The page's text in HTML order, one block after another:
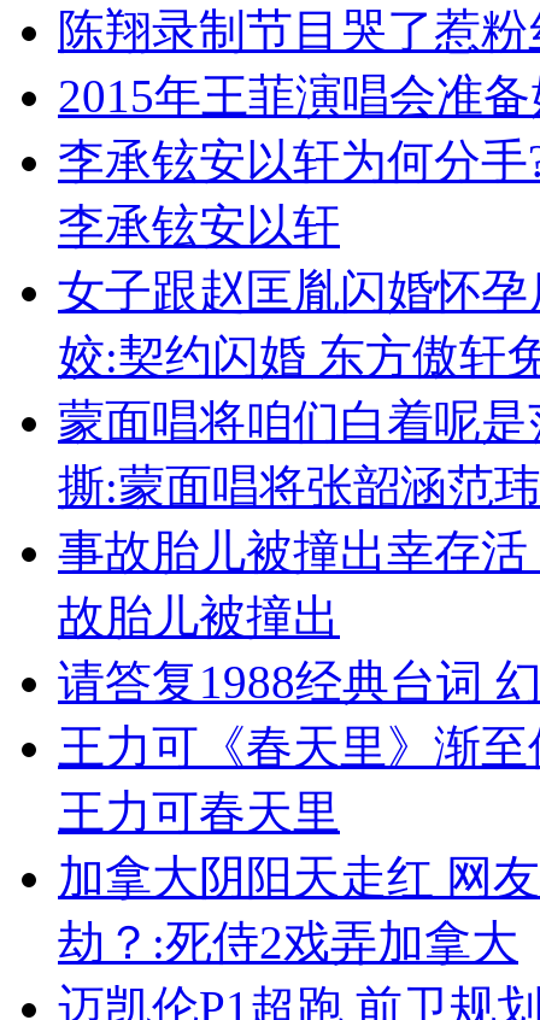
陈翔录制节目哭了惹
2015年王菲演唱会准
李承铉安以轩为何分
李承铉安以轩
女子跟赵匡胤闪婚怀
姣:契约闪婚 东方傲轩
蒙面唱将咱们白着呢
撕:蒙面唱将张韶涵范
事故胎儿被撞出幸存
故胎儿被撞出
请答复1988经典台词
王力可《春天里》渐
王力可春天里
加拿大阴阳天走红 网
劫？:死侍2戏弄加拿大
迈凯伦P1超跑 前卫规